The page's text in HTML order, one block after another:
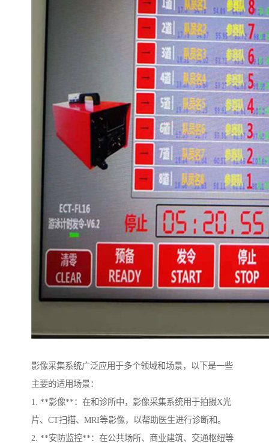
影像采集系统广泛应用于多个领域和场景，以下是一些
主要的适用场景：
1. **影像**：在和诊所中，影像采集系统用于拍摄X光
片、CT扫描、MRI等影像，以帮助医生进行诊断和。
2. **安防监控**：在公共场所、商业建筑、交通枢纽等